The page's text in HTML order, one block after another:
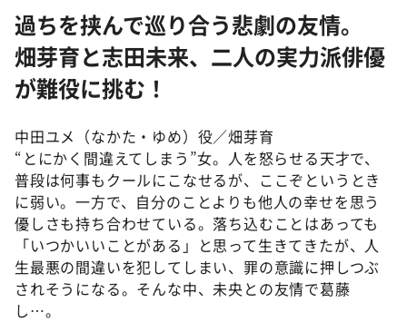
過ちを挟んで巡り合う悲劇の友情。
畑芽育と志田未来、二人の実力派俳優
が難役に挑む！
中田ユメ（なかた・ゆめ）役／畑芽育
“とにかく間違えてしまう”女。人を怒らせる天才で、
普段は何事もクールにこなせるが、ここぞというとき
に弱い。一方で、自分のことよりも他人の幸せを思う
優しさも持ち合わせている。落ち込むことはあっても
「いつかいいことがある」と思って生きてきたが、人
生最悪の間違いを犯してしまい、罪の意識に押しつぶ
されそうになる。そんな中、未央との友情で葛藤
し…。